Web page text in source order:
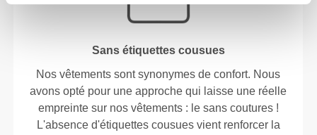
Sans étiquettes cousues
Nos vêtements sont synonymes de confort. Nous
avons opté pour une approche qui laisse une réelle
empreinte sur nos vêtements : le sans coutures !
L'absence d'étiquettes cousues vient renforcer la